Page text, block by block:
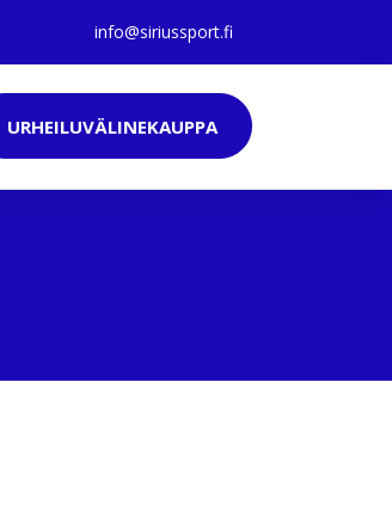
info@siriussport.fi
URHEILUVÄLINEKAUPPA